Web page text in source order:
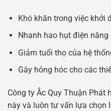
Khó khăn trong việc khởi
Nhanh hao hụt điện năng
Giảm tuổi thọ của hệ
Gây hỏng hóc cho các
Công ty Ắc Quy Thuận Phát
này và luôn tư vấn lựa chọn